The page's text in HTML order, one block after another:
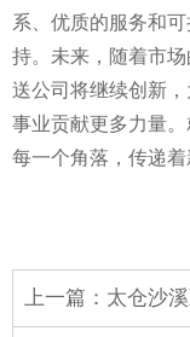
系、优质的服务和
持。未来，随着市
送公司将继续创新
事业贡献更多力量
每一个角落，传递着
上一篇： 太仓沙溪蔬菜